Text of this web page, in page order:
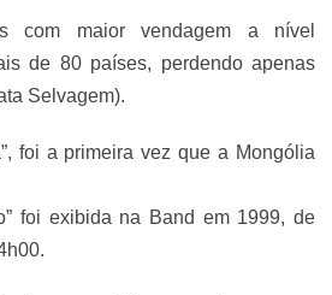
com maior vendagem a nível
de 80 países, perdendo apenas
Selvagem).
foi a primeira vez que a Mongólia
foi exibida na Band em 1999, de